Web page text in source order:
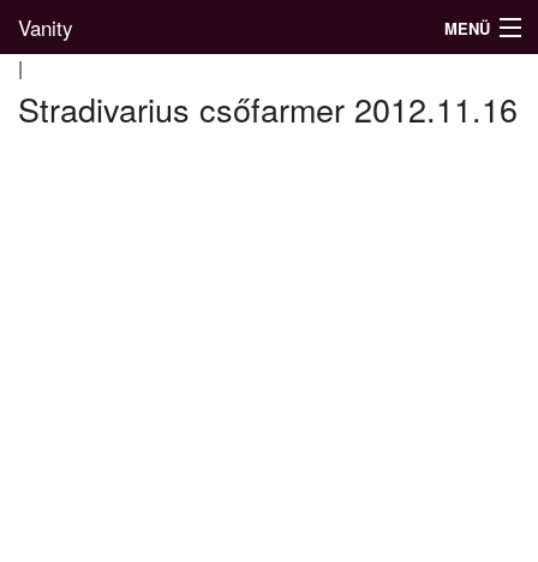
Vanity MENÜ
|
Stradivarius csőfarmer 2012.11.16